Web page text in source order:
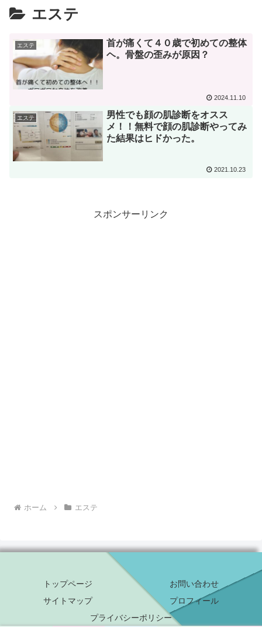
エステ
エステ
首が痛くて４０歳で初めての整体
ヘ。骨盤の歪みが原因？
2024.11.10
エステ
男性でも顔の肌診断をオスス
メ！！無料で顔の肌診断やってみ
た結果はヒドかった。
2021.10.23
スポンサーリンク
ホーム エステ
トップページ
お問い合わせ
サイトマップ
プロフィール
プライバシーポリシー